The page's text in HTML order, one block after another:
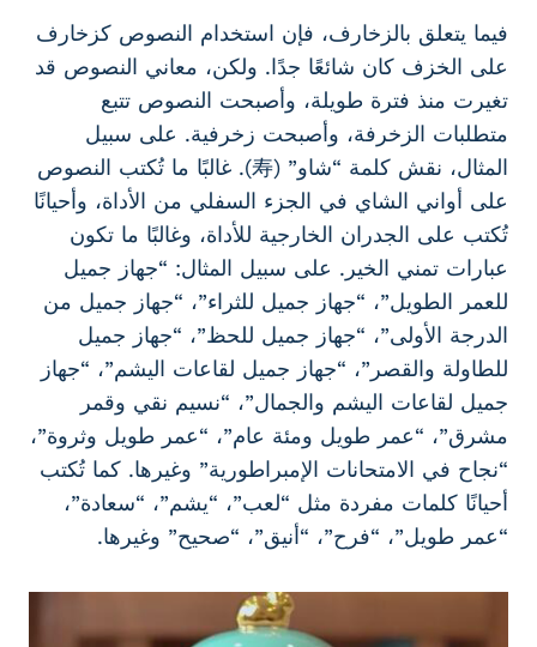
فيما يتعلق بالزخارف، فإن استخدام النصوص كزخارف
على الخزف كان شائعًا جدًا. ولكن، معاني النصوص قد
تغيرت منذ فترة طويلة، وأصبحت النصوص تتبع
متطلبات الزخرفة، وأصبحت زخرفية. على سبيل
المثال، نقش كلمة “شاو” (寿). غالبًا ما تُكتب النصوص
على أواني الشاي في الجزء السفلي من الأداة، وأحيانًا
تُكتب على الجدران الخارجية للأداة، وغالبًا ما تكون
عبارات تمني الخير. على سبيل المثال: “جهاز جميل
للعمر الطويل”، “جهاز جميل للثراء”، “جهاز جميل من
الدرجة الأولى”، “جهاز جميل للحظ”، “جهاز جميل
للطاولة والقصر”، “جهاز جميل لقاعات اليشم”، “جهاز
جميل لقاعات اليشم والجمال”، “نسيم نقي وقمر
مشرق”، “عمر طويل ومئة عام”، “عمر طويل وثروة”،
“نجاح في الامتحانات الإمبراطورية” وغيرها. كما تُكتب
أحيانًا كلمات مفردة مثل “لعب”، “يشم”، “سعادة”،
“عمر طويل”، “فرح”، “أنيق”، “صحيح” وغيرها.